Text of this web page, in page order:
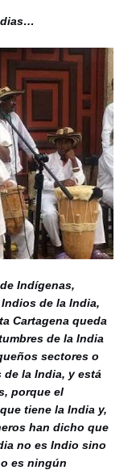
Indígenas,
de la India,
Cartagena queda
de la India
sectores o
de la India, y está
porque el
tiene la India y,
han dicho que
no es Indio sino
es ningún